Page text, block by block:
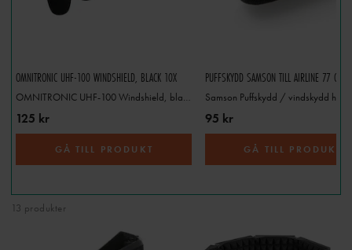
OMNITRONIC UHF-100 WINDSHIELD, BLACK 10X
OMNITRONIC UHF-100 Windshield, black 10x
125 kr
GÅ TILL PRODUKT
95 kr
GÅ TILL PRODUKT
13 produkter